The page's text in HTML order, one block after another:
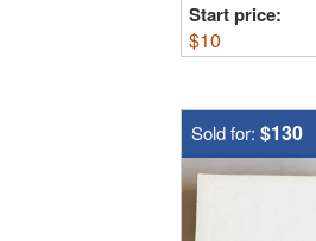
Start price:
$10
Sold for: $130